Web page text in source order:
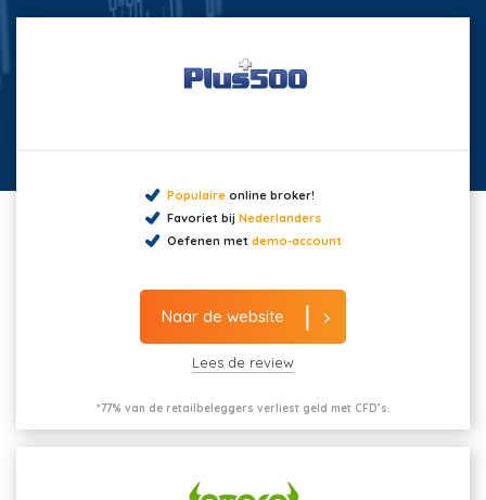
Populaireonline broker!
Favoriet bij Nederlanders
Oefenen met demo-account
Naar de website
Lees de review
*77% van de retailbeleggers verliest geld met CFD’s.